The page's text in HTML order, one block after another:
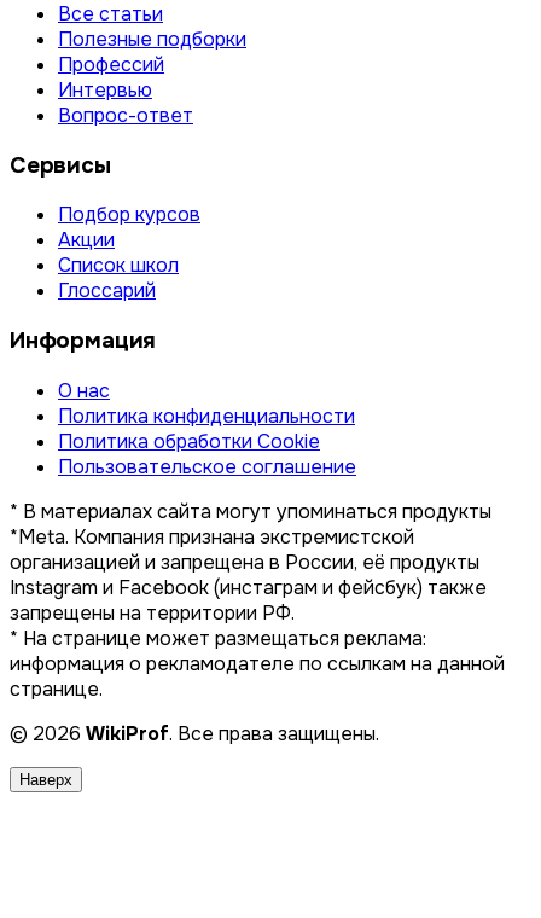
Все статьи
Полезные подборки
Профессий
Интервью
Вопрос-ответ
Сервисы
Подбор курсов
Акции
Список школ
Глоссарий
Информация
О нас
Политика конфиденциальности
Политика обработки Cookie
Пользовательское соглашение
* В материалах сайта могут упоминаться продукты
*Meta. Компания признана экстремистской
организацией и запрещена в России, её продукты
Instagram и Facebook (инстаграм и фейсбук) также
запрещены на территории РФ.
* На странице может размещаться реклама:
информация о рекламодателе по ссылкам на данной
странице.
© 2026 WikiProf. Все права защищены.
Наверх